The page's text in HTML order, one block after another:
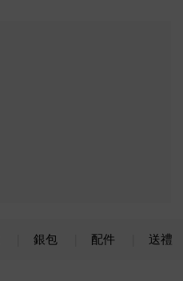
銀包 配件 送禮